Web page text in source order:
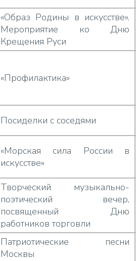
«Образ Родины в искусстве».
Мероприятие ко Дню
Крещения Руси
«Профилактика»
Посиделки с соседями
«Морская сила России в
искусстве»
Творческий музыкально-
поэтический вечер,
посвященный Дню
работников торговли
Патриотические песни
Москвы